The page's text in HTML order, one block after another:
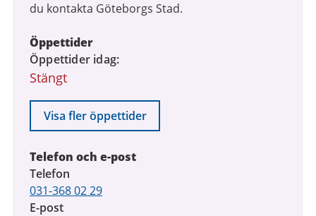
du kontakta Göteborgs Stad.
Öppettider
Öppettider idag
Stängt
Visa fler öppettider
Telefon och e-post
Telefon
031-368 02 29
E-post